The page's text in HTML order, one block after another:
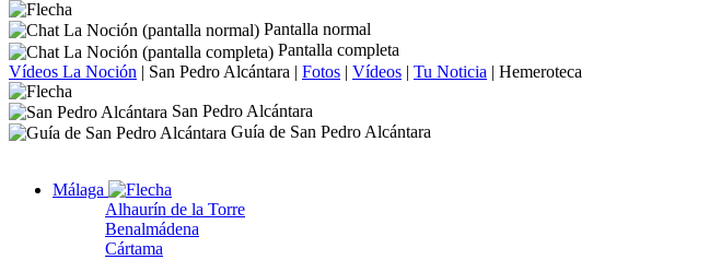
Pantalla normal
Pantalla completa
Vídeos La Noción | San Pedro Alcántara | Fotos | Vídeos | Tu Noticia | Hemeroteca
San Pedro Alcántara
Guía de San Pedro Alcántara
Málaga
Alhaurín de la Torre
Benalmádena
Cártama